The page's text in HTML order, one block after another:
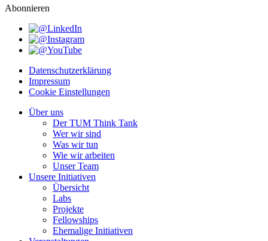
Abonnieren
Datenschutzerklärung
Impressum
Cookie Einstellungen
Über uns
Der TUM Think Tank
Wer wir sind
Was wir tun
Wie wir arbeiten
Unser Team
Unsere Initiativen
Übersicht
Labs
Projekte
Fellowships
Ehemalige Initiativen